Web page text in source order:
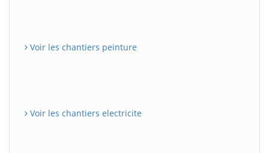
Voir les chantiers peinture
Voir les chantiers electricite